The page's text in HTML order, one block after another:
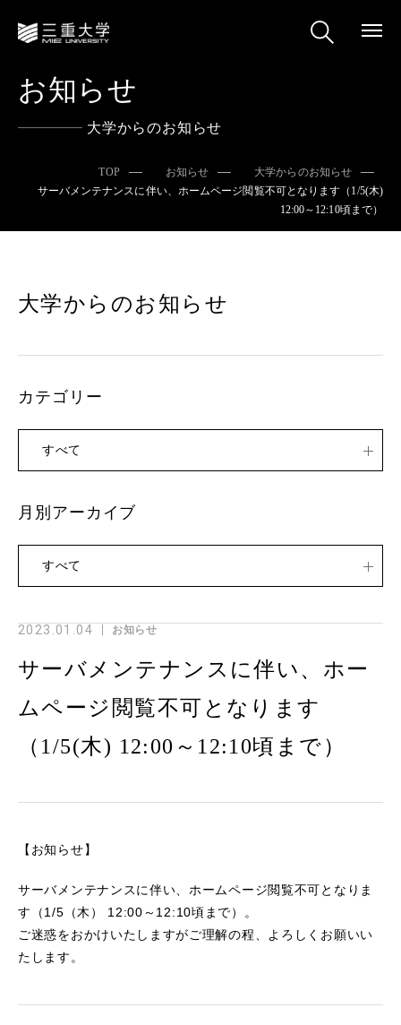
お知らせ
大学からのお知らせ
TOP お知らせ
大学からのお知らせ
サーバメンテナンスに伴い、ホームページ閲覧不可となります（1/5(木)
12:00～12:10頃まで）
2023.01.04 お知らせ
サーバメンテナンスに伴い、ホー
ムページ閲覧不可となります
（1/5(木) 12:00～12:10頃まで）
【お知らせ】
サーバメンテナンスに伴い、ホームページ閲覧不可となりま
す（1/5（木） 12:00～12:10頃まで）。
ご迷惑をおかけいたしますがご理解の程、よろしくお願いい
たします。
大学からのお知らせ
カテゴリー
すべて
月別アーカイブ
すべて